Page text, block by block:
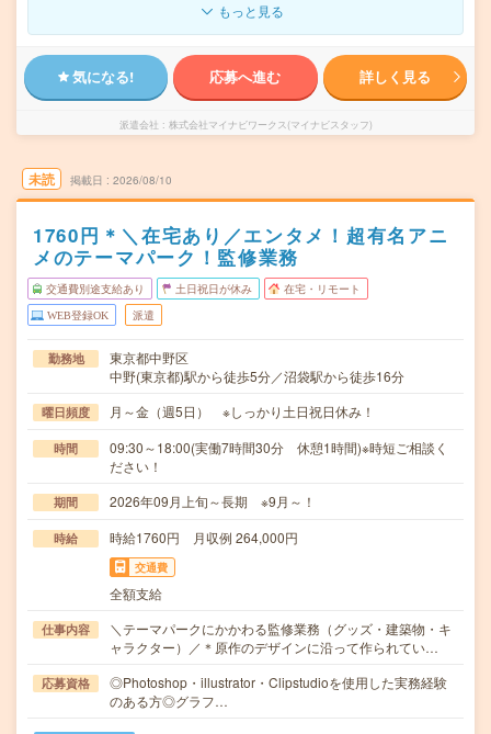
もっと見る
気になる! 応募へ進む 詳しく見る
派遣会社 株式会社マイナビワークス(マイナビスタッフ)
未読 掲載日 2026/08/10
1760円＊＼在宅あり／エンタメ！超有名アニ
メのテーマパーク！監修業務
交通費別途支給あり 土日祝日が休み 在宅・リモート
WEB登録OK 派遣
勤務地
東京都中野区
中野(東京都)駅から徒歩5分／沼袋駅から徒歩16分
曜日頻度 月～金（週5日） ※しっかり土日祝日休み！
時間
09:30～18:00(実働7時間30分 休憩1時間)※時短ご相談く
ださい！
期間 2026年09月上旬～長期 ※9月～！
時給 時給1760円 月収例 264,000円
交通費
全額支給
仕事内容
＼テーマパークにかかわる監修業務（グッズ・建築物・キ
ャラクター）／＊原作のデザインに沿って作られてい…
応募資格
◎Photoshop・illustrator・Clipstudioを使用した実務経験
のある方◎グラフ…